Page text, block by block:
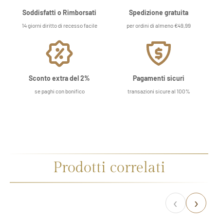
Soddisfatti o Rimborsati
14 giorni diritto di recesso facile
Spedizione gratuita
per ordini di almeno €49,99
Sconto extra del 2%
se paghi con bonifico
Pagamenti sicuri
transazioni sicure al 100%
Prodotti correlati
‹ ›